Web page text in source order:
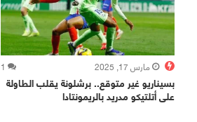
مارس 17, 2025 1
بسيناريو غير متوقع.. برشلونة يقلب الطاولة
على أتلتيكو مدريد بالريمونتادا